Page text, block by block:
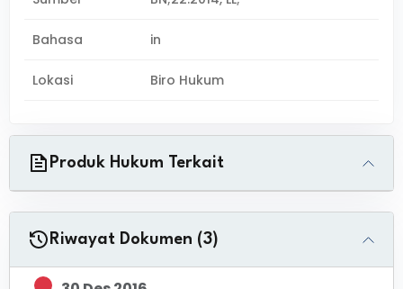
Bahasa in
Lokasi Biro Hukum
Produk Hukum Terkait
Riwayat Dokumen (3)